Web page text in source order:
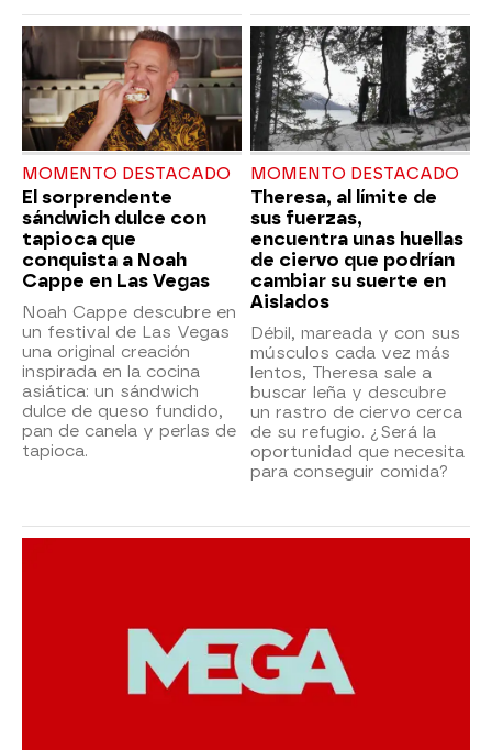
MOMENTO DESTACADO
El sorprendente
sándwich dulce con
tapioca que
conquista a Noah
Cappe en Las Vegas
Noah Cappe descubre en
un festival de Las Vegas
una original creación
inspirada en la cocina
asiática: un sándwich
dulce de queso fundido,
pan de canela y perlas de
tapioca.
MOMENTO DESTACADO
Theresa, al límite de
sus fuerzas,
encuentra unas huellas
de ciervo que podrían
cambiar su suerte en
Aislados
Débil, mareada y con sus
músculos cada vez más
lentos, Theresa sale a
buscar leña y descubre
un rastro de ciervo cerca
de su refugio. ¿Será la
oportunidad que necesita
para conseguir comida?